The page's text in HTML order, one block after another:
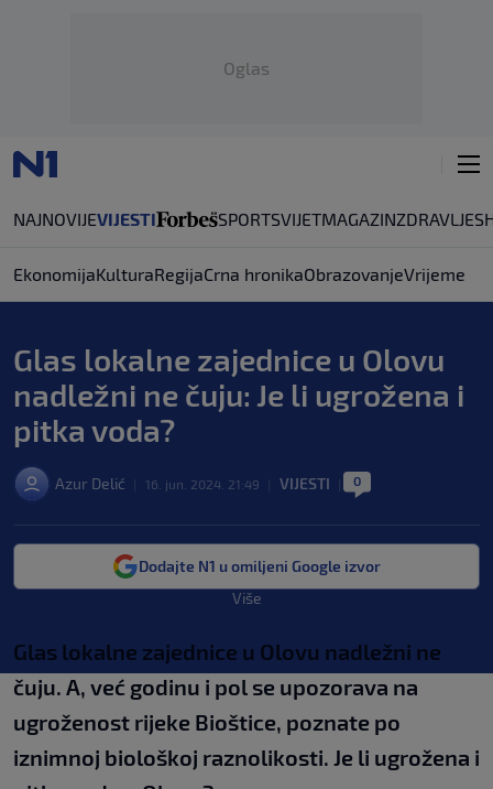
Oglas
NAJNOVIJEVIJESTI SPORTSVIJETMAGAZINZDRAVLJE
EkonomijaKulturaRegijaCrna hronikaObrazovanjeVrijeme
Glas lokalne zajednice u Olovu
nadležni ne čuju: Je li ugrožena i
pitka voda?
Azur Delić 16. jun. 2024. 21:49 VIJESTI 0
Dodajte N1 u omiljeni Google izvor
Više
Glas lokalne zajednice u Olovu nadležni ne
čuju. A, već godinu i pol se upozorava na
ugroženost rijeke Bioštice, poznate po
iznimnoj biološkoj raznolikosti. Je li ugrožena i